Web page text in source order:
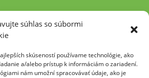
súhlas so súbormi
skúseností používame technológie, ako
a/alebo prístup k informáciám o zariadení.
nám umožní spracovávať údaje, ako je
231
team.sk